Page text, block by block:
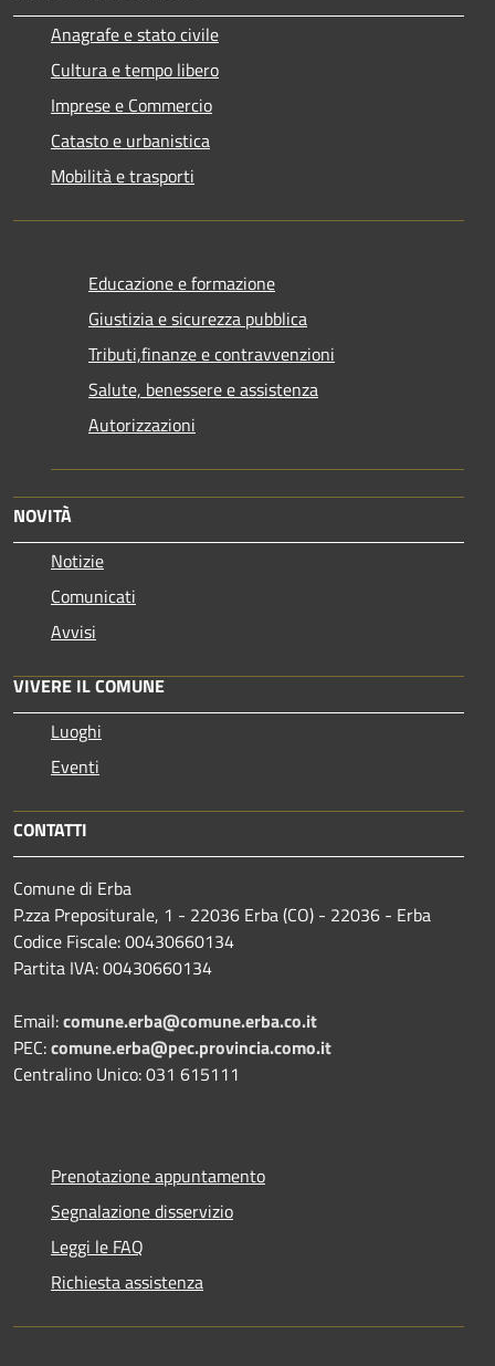
Anagrafe e stato civile
Cultura e tempo libero
Imprese e Commercio
Catasto e urbanistica
Mobilità e trasporti
Educazione e formazione
Giustizia e sicurezza pubblica
Tributi,finanze e contravvenzioni
Salute, benessere e assistenza
Autorizzazioni
NOVITÀ
Notizie
Comunicati
Avvisi
VIVERE IL COMUNE
Luoghi
Eventi
CONTATTI
Comune di Erba
P.zza Prepositurale, 1 - 22036 Erba (CO) - 22036 - Erba
Codice Fiscale: 00430660134
Partita IVA: 00430660134
Email:comune.erba@comune.erba.co.it
PEC:comune.erba@pec.provincia.como.it
Centralino Unico: 031 615111
Prenotazione appuntamento
Segnalazione disservizio
Leggi le FAQ
Richiesta assistenza